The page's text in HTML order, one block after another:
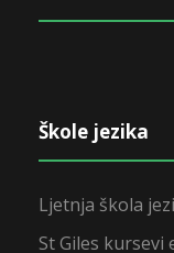
Škole jezika
Ljetnja škola
St Giles kursevi